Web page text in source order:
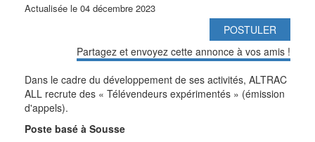
Actualisée le 04 décembre 2023
POSTULER
Partagez et envoyez cette annonce à vos amis !
Dans le cadre du développement de ses activités, ALTRAC
ALL recrute des « Télévendeurs expérimentés » (émission
d'appels).
Poste basé à Sousse